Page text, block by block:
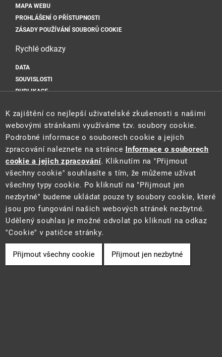
MAPA WEBU
PROHLÁŠENÍ O PŘÍSTUPNOSTI
ZÁSADY POUŽÍVÁNÍ SOUBORŮ COOKIE
Rychlé odkazy
DATA
SOUVISLOSTI
PUBLIKACE
Sociální sítě
Tento web je součástí Informačního systému pro statistiku a reporting
(STAR) projektu "Platforma pro statistiku, reporting a analýzy"
(CZ.06.3.05/0.0/0.0/16_028/0006498) financovaného z EU.
2021 ©CENIA a Ministerstvo životního prostředí
• Informace jsou
poskytovány v souladu se zákonem č. 106/1999 Sb., o svobodném
přístupu k informacím.
Cookie
K zajištění co nejlepší uživatelské zkušenosti s našimi
webovými stránkami využíváme tzv. soubory cookie.
Podrobné informace o souborech cookie a jejich
zpracování naleznete na stránce Informace o souborech
cookie a jejich zpracování. Kliknutím na "Přijmout
všechny cookie" souhlasíte s tím, že můžeme užívat
všechny typy cookie. Po kliknutí na "Přijmout jen
nezbytné" budeme ukládat pouze ty soubory cookie, které
jsou pro fungování našich webových stránek nezbytné.
Udělený souhlas je možné odvolat po kliknutí na odkaz
"Cookie" v patičce stránky.
Přijmout všechny cookie Přijmout jen nezbytné